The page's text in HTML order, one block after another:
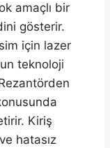
amaçlı bir
gösterir.
için lazer
teknoloji
Kiriş
hatasız